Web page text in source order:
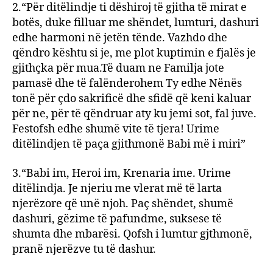
2.“Për ditëlindje ti dëshiroj të gjitha të mirat e
botës, duke filluar me shëndet, lumturi, dashuri
edhe harmoni në jetën tënde. Vazhdo dhe
qëndro kështu si je, me plot kuptimin e fjalës je
gjithçka për mua.Të duam ne Familja jote
pamasë dhe të falënderohem Ty edhe Nënës
tonë për çdo sakrificë dhe sfidë që keni kaluar
për ne, për të qëndruar aty ku jemi sot, fal juve.
Festofsh edhe shumë vite të tjera! Urime
ditëlindjen të paça gjithmonë Babi më i miri”
3.“Babi im, Heroi im, Krenaria ime. Urime
ditëlindja. Je njeriu me vlerat më të larta
njerëzore që unë njoh. Paç shëndet, shumë
dashuri, gëzime të pafundme, suksese të
shumta dhe mbarësi. Qofsh i lumtur gjthmonë,
pranë njerëzve tu të dashur.